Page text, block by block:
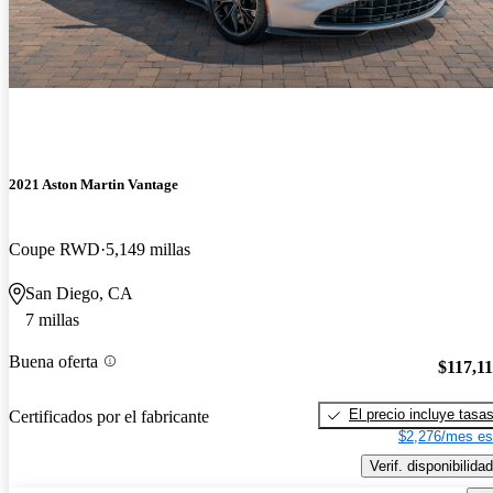
2021 Aston Martin Vantage
Coupe RWD 5,149 millas
San Diego, CA
7 millas
Buena oferta
Certificados por el fabricante
El precio incluye tasas
$2,276/mes
Verif. disponibilidad